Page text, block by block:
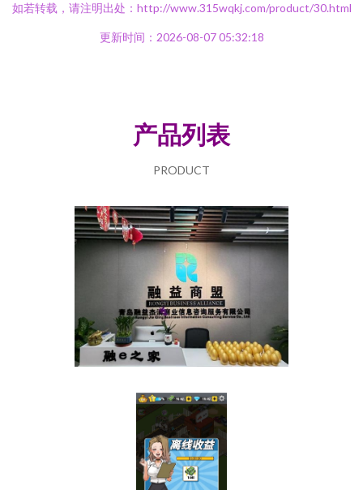
如若转载，请注明出处：http://www.315wqkj.com/product/30.html
更新时间：2026-08-07 05:32:18
产品列表
PRODUCT